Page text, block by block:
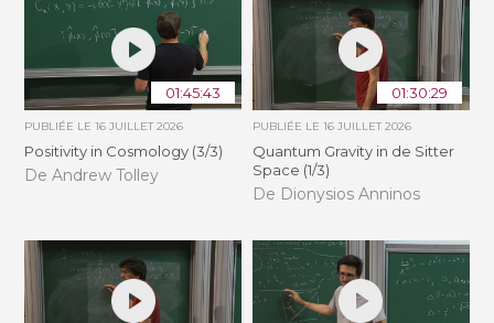
01:45:43
PUBLIÉE LE16 JUILLET 2026
Positivity in Cosmology (3/3)
De Andrew Tolley
01:30:29
PUBLIÉE LE 16 JUILLET 2026
Quantum Gravity in de Sitter
Space (1/3)
De Dionysios Anninos